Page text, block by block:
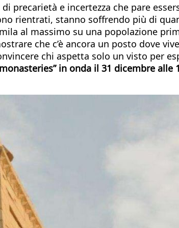
precarietà e incertezza che pare
rientrati, stanno soffrendo più di
al massimo su una popolazione
che c’è ancora un posto dove
chi aspetta solo un visto per
in onda il 31 dicembre alle